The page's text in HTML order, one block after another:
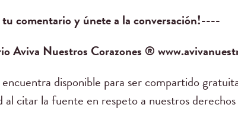
comentario y únete a la conversación!----
Aviva Nuestros Corazones ®
disponible para ser compartido
al citar la fuente en respeto a nuestros